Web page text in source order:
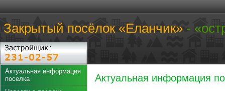
Закрытый посёлок «Еланчик» -
Актуальная информация
поселка
Актуальная информация